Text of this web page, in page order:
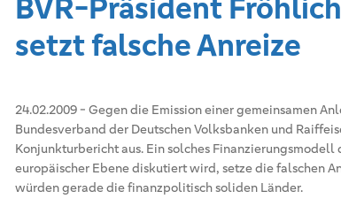
BVR-Präsident
setzt falsche Anreize
24.02.2009 - Gegen die Emission einer gemeinsamen
Bundesverband der Deutschen Volksbanken und
Konjunkturbericht aus. Ein solches
europäischer Ebene diskutiert wird, setze die falschen
würden gerade die finanzpolitisch soliden Länder.